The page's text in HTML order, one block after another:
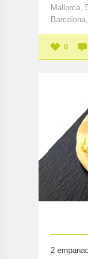
Mallorca,
0
2